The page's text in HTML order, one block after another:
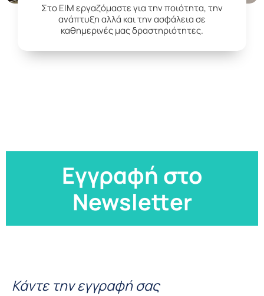
Στο EIM εργαζόμαστε για την ποιότητα, την
ανάπτυξη αλλά και την ασφάλεια σε
καθημερινές μας δραστηριότητες.
Εγγραφή στο
Newsletter
Κάντε την εγγραφή σας